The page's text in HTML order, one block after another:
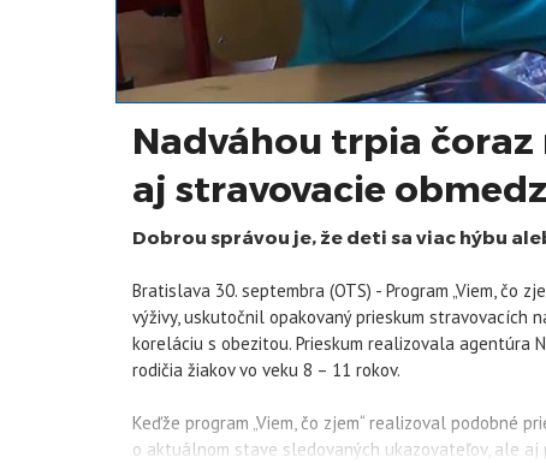
Nadváhou trpia
aj stravovacie
Dobrou správou je, že deti sa viac hýbu
Bratislava 30. septembra (OTS) - Program „Viem, čo
výživy, uskutočnil opakovaný prieskum stravovacích
koreláciu s obezitou. Prieskum realizovala agentúra
rodičia žiakov vo veku 8 – 11 rokov.
Keďže program „Viem, čo zjem“ realizoval podobné
o aktuálnom stave sledovaných ukazovateľov, ale aj